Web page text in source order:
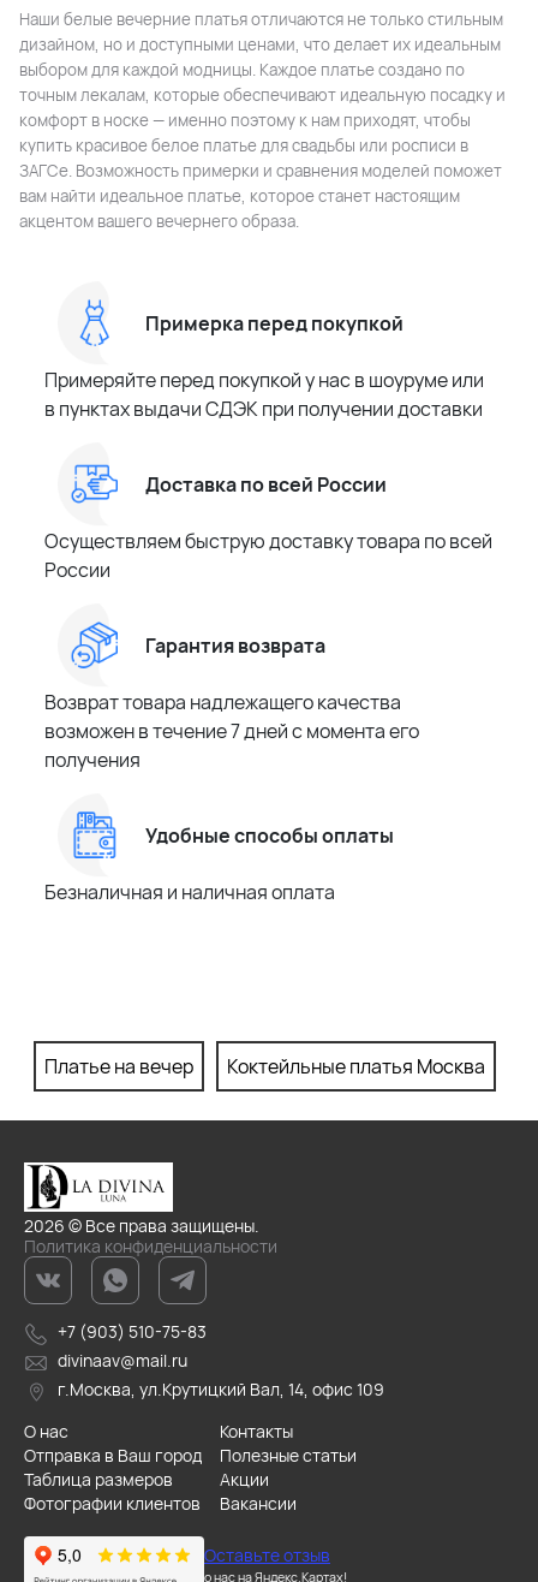
Наши белые вечерние платья отличаются не только стильным
дизайном, но и доступными ценами, что делает их идеальным
выбором для каждой модницы. Каждое платье создано по
точным лекалам, которые обеспечивают идеальную посадку и
комфорт в носке — именно поэтому к нам приходят, чтобы
купить красивое белое платье для свадьбы или росписи в
ЗАГСе. Возможность примерки и сравнения моделей поможет
вам найти идеальное платье, которое станет настоящим
акцентом вашего вечернего образa.
Примерка перед покупкой
Примеряйте перед покупкой у нас в шоуруме или
в пунктах выдачи СДЭК при получении доставки
Доставка по всей России
Осуществляем быструю доставку товара по всей
России
Гарантия возврата
Возврат товара надлежащего качества
возможен в течение 7 дней с момента его
получения
Удобные способы оплаты
Безналичная и наличная оплата
Платье на вечер Коктейльные платья Москва
2026 © Все права защищены.
Политика конфиденциальности
+7 (903) 510-75-83
divinaav@mail.ru
г.Москва, ул.Крутицкий Вал, 14, офис 109
О нас
Контакты
Отправка в Ваш город
Полезные статьи
Таблица размеров
Акции
Фотографии клиентов
Вакансии
Оставьте отзыв
о нас на Яндекс.Картах!